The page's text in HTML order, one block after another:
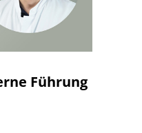
Führung